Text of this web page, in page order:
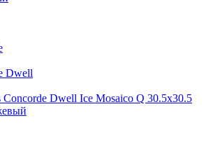
Dwell
Dwell Ice Mosaico Q 30.5x30.5